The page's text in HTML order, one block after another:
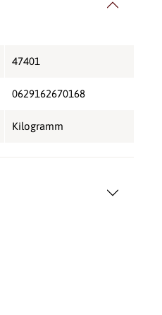
47401
0629162670168
Kilogramm